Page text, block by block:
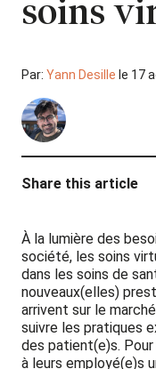
soins
Par: Yann Desille le 17
Share this article
À la lumière des
société, les soins
dans les soins de
nouveaux(elles)
arrivent sur le
suivre les pratiques
des patient(e)s.
à leurs employé(e)s